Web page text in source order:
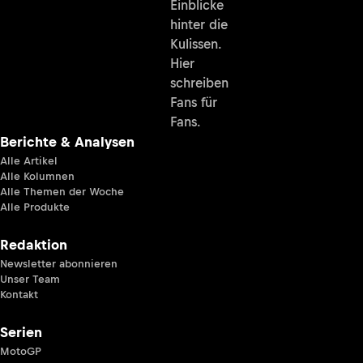
Einblicke
hinter die
Kulissen.
Hier
schreiben
Fans für
Fans.
Berichte & Analysen
Alle Artikel
Alle Kolumnen
Alle Themen der Woche
Alle Produkte
Redaktion
Newsletter abonnieren
Unser Team
Kontakt
Serien
MotoGP